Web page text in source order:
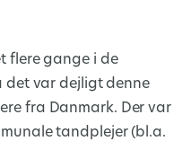
flere gange i de
det var dejligt denne
fra Danmark. Der var
tandplejer (bl.a.